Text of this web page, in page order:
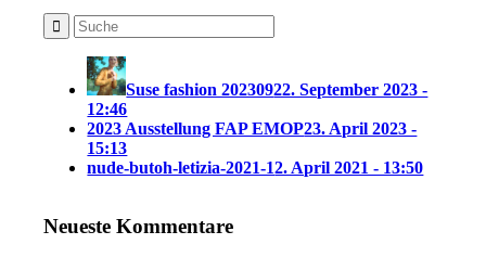
Suse fashion 20230922. September 2023 -
12:46
2023 Ausstellung FAP EMOP23. April 2023 -
15:13
nude-butoh-letizia-2021-12. April 2021 - 13:50
Neueste Kommentare